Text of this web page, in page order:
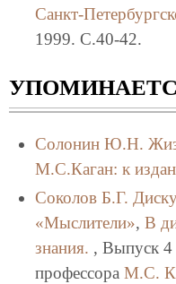
Санкт-
1999. C.40-42.
Солонин Ю.Н.
М.С.Каган: к
Соколов Б.Г.
«Мыслители», В
знания. , Выпуск 4
профессора М.С.